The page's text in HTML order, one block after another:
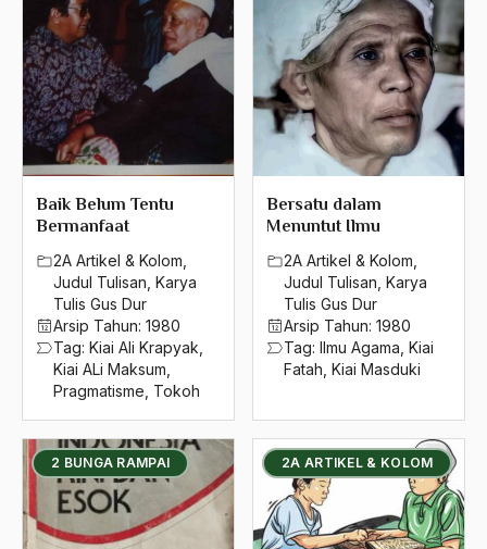
Baik Belum Tentu
Bermanfaat
2A Artikel & Kolom
Judul Tulisan Karya
Tulis Gus Dur
Arsip Tahun: 1980
Tag: Kiai Ali Krapyak
Kiai ALi Maksum
Pragmatisme Tokoh
Bersatu dalam
Menuntut Ilmu
2A Artikel & Kolom
Judul Tulisan Karya
Tulis Gus Dur
Arsip Tahun: 1980
Tag: Ilmu Agama Kiai
Fatah Kiai Masduki
2 BUNGA RAMPAI 2A ARTIKEL & KOLOM